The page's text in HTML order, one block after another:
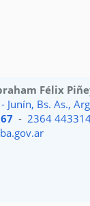
Félix
Junín, Bs. As.,
-2364